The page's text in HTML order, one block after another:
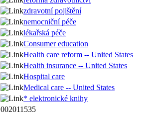
zdravotní pojištění
nemocniční péče
lékařská péče
Consumer education
Health care reform -- United States
Health insurance -- United States
Hospital care
Medical care -- United States
* elektronické knihy
002011535